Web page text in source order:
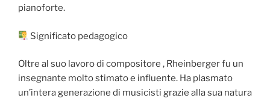
pianoforte.
Significato pedagogico
Oltre al suo lavoro di compositore , Rheinberger fu un
insegnante molto stimato e influente. Ha plasmato
un’intera generazione di musicisti grazie alla sua natura